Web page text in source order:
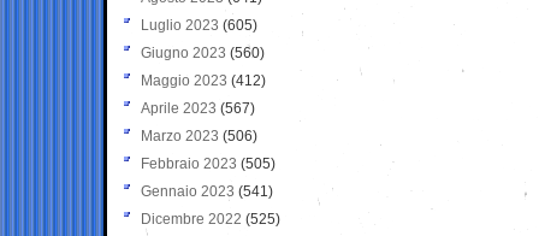
Luglio 2023 (605)
Giugno 2023 (560)
Maggio 2023 (412)
Aprile 2023 (567)
Marzo 2023 (506)
Febbraio 2023 (505)
Gennaio 2023 (541)
Dicembre 2022 (525)